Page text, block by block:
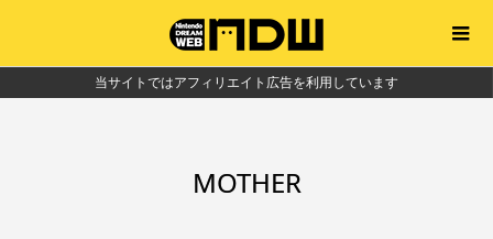
当サイトではアフィリエイト広告を利用しています
MOTHER